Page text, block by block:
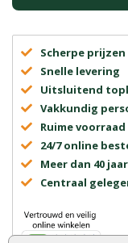
Scherpe prijzen
Snelle levering
Uitsluitend
Vakkundig
Ruime voorraad
24/7 online
Meer dan 40
Centraal